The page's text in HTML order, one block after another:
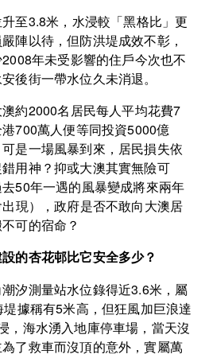
至3.8米，水浸較「黑格比」更
陣以待，但防洪堤成效不彰，
年未受影響的住戶今次也不
後街一帶水位久未消退。
約2000名居民每人平均花費7
700萬人便等同投資5000億
是一場風暴到來，居民損失依
用神？抑或大澳其實無險可
50年一遇的風暴變成將來兩年
現），政府是否不敢向大澳居
可的宿命？
的杏花邨比它安全多少？
潮汐測量站水位錄得近3.6米，屬
據稱有5米高，但狂風加巨浪達
，海水湧入地庫停車場，當天沒
了救車而沒頂的意外，實屬萬